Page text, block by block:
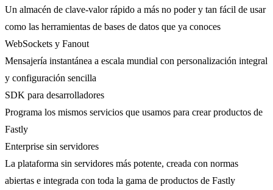
Un almacén de clave-valor rápido a más no poder y tan fácil de usar
como las herramientas de bases de datos que ya conoces
WebSockets y Fanout
Mensajería instantánea a escala mundial con personalización integral
y configuración sencilla
SDK para desarrolladores
Programa los mismos servicios que usamos para crear productos de
Fastly
Enterprise sin servidores
La plataforma sin servidores más potente, creada con normas
abiertas e integrada con toda la gama de productos de Fastly